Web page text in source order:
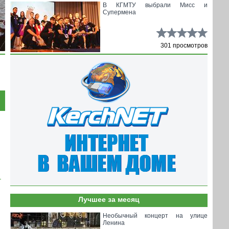
В КГМТУ выбрали Мисс и
Супермена
301 просмотров
Лучшее за месяц
Необычный концерт на улице
Ленина